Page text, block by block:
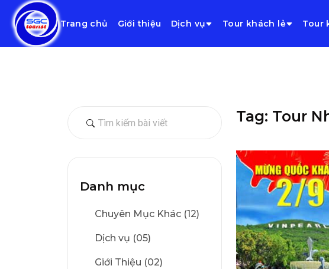
Trang chủ Giới thiệu Dịch vụ Tour khách lẻ Tour
Danh mục
Chuyên Mục Khác (12)
Dịch vụ (05)
Giới Thiệu (02)
Tag: Tour